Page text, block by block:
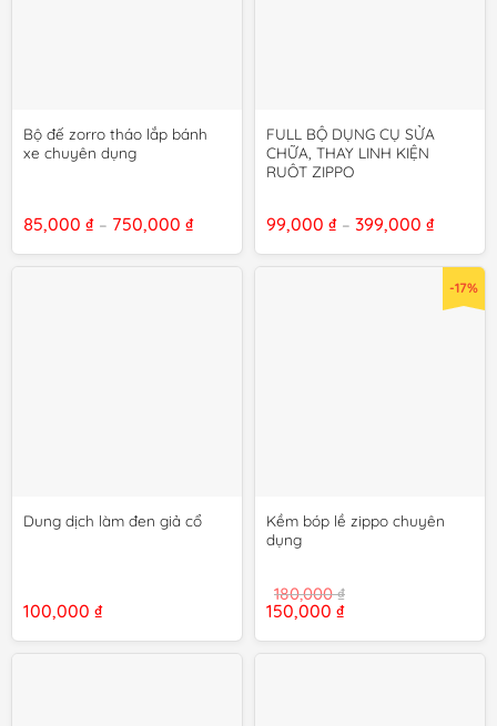
Bộ đế zorro tháo lắp bánh
xe chuyên dụng
85,000 ₫ – 750,000 ₫Khoảng
từ
FULL BỘ DỤNG CỤ SỬA
CHỮA, THAY LINH KIỆN
RUỘT ZIPPO
99,000 ₫ – 399,000 ₫Khoảng
từ
99,000 ₫
đến
Dung dịch làm đen giả cổ
100,000 ₫
-17%
Kềm bóp lề zippo chuyên
dụng
180,000₫
Giá
là:
150,000 ₫Giá
tại